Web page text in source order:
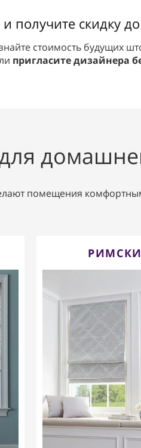
и получите скидку
стоимость будущих
пригласите дизайнера
помещения